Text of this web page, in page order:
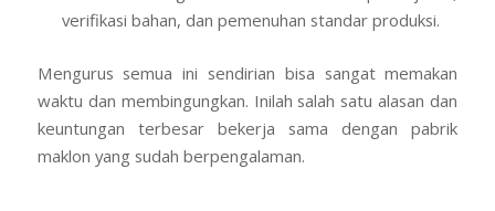
verifikasi bahan, dan pemenuhan standar produksi.
Mengurus semua ini sendirian bisa sangat memakan
waktu dan membingungkan. Inilah salah satu alasan dan
keuntungan terbesar bekerja sama dengan pabrik
maklon yang sudah berpengalaman.